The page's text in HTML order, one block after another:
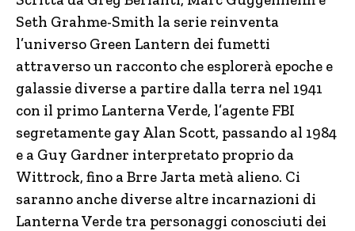
Seth Grahme-Smith la serie reinventa
l’universo Green Lantern dei fumetti
attraverso un racconto che esplorerà epoche e
galassie diverse a partire dalla terra nel 1941
con il primo Lanterna Verde, l’agente FBI
segretamente gay Alan Scott, passando al 1984
e a Guy Gardner interpretato proprio da
Wittrock, fino a Brre Jarta metà alieno. Ci
saranno anche diverse altre incarnazioni di
Lanterna Verde tra personaggi conosciuti dei